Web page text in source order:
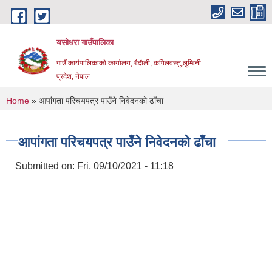
Skip to main content
यसोधरा गाउँपालिका
गाउँ कार्यपालिकाकाे कार्यालय, बैदाैली, कपिलवस्तु,लुम्बिनी
प्रदेश, नेपाल
You are here
Home » आपांगता परिचयपत्र पाउँने निवेदनको ढाँचा
आपांगता परिचयपत्र पाउँने निवेदनको ढाँचा
Submitted on: Fri, 09/10/2021 - 11:18